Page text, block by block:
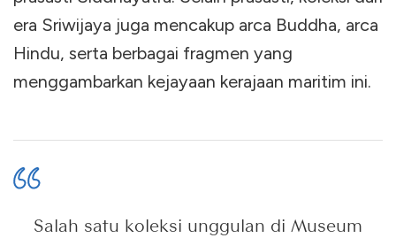
era Sriwijaya juga mencakup arca Buddha, arca
Hindu, serta berbagai fragmen yang
menggambarkan kejayaan kerajaan maritim ini.
Salah satu koleksi unggulan di Museum